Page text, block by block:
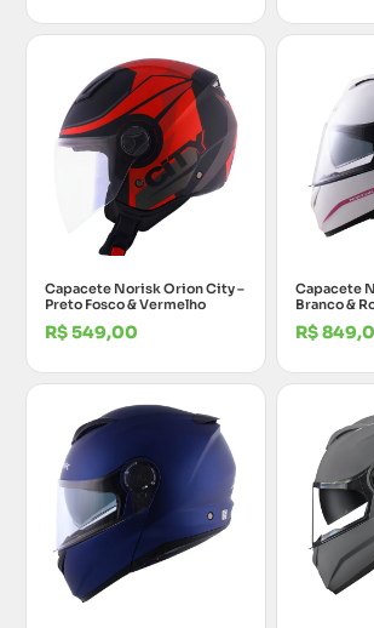
Capacete Norisk Orion City –
Preto Fosco & Vermelho
R$549,00
Capacete
Branco &
R$